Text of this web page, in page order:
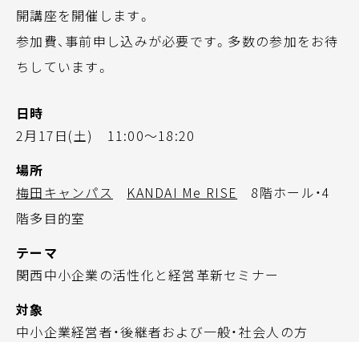
開講座を開催します。
参加費、事前申し込みが必要です。多数の参加をお待
ちしています。
日時
2月17日(土) 11:00～18:20
場所
梅田キャンパス
KANDAI Me RISE 8階ホール・4
階多目的室
テーマ
関西中小企業の活性化と経営革新セミナー
対象
中小企業経営者・後継者および一般・社会人の方